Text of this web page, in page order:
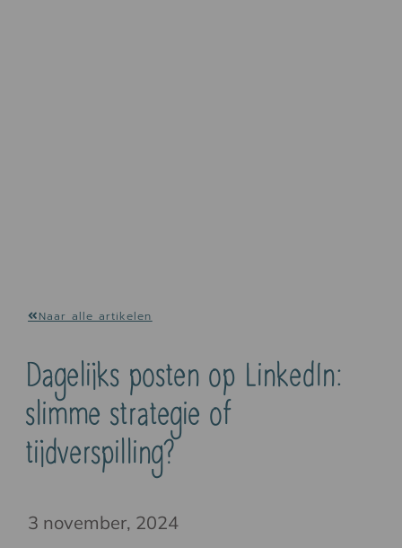
Naar alle artikelen
Dagelijks posten op LinkedIn:
slimme strategie of
tijdverspilling?
3 november, 2024